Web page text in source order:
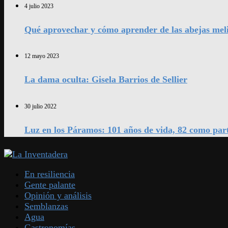
4 julio 2023
Qué aprovechar y cómo aprender de las abejas
12 mayo 2023
La dama oculta: Gisela Barrios de Sellier
30 julio 2022
Luz en los Páramos: 101 años de vida, 82 como
En resiliencia
Gente palante
Opinión y análisis
Semblanzas
Agua